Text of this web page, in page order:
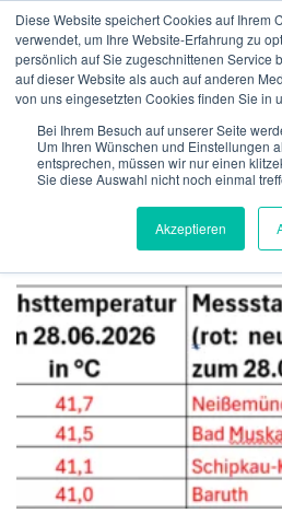
Diese Website speichert Cookies auf Ihrem
verwendet, um Ihre Website-Erfahrung zu
persönlich auf Sie zugeschnittenen Service
auf dieser Website als auch auf anderen
von uns eingesetzten Cookies finden Sie in
Bei Ihrem Besuch auf unserer Seite
Um Ihren Wünschen und Einstellungen
entsprechen, müssen wir nur einen
Sie diese Auswahl nicht noch einmal
Akzeptieren
Inhalt
springen
ÜBER UNS
TECHNOLGIE TEAM
DEUTSCH
SCHLAGWORT:
Neuigkeiten >Juni